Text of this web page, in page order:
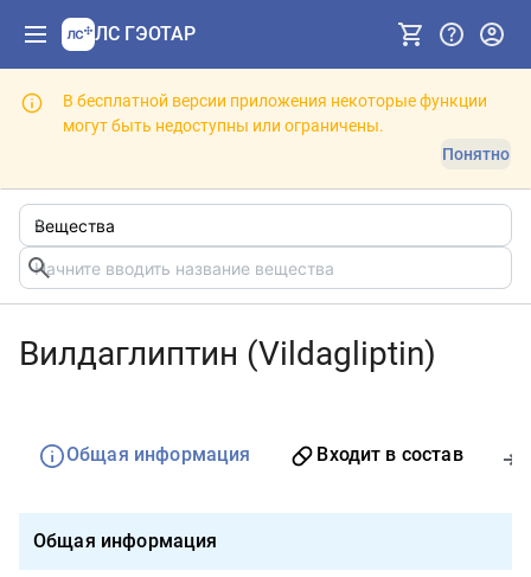
ЛС ГЭОТАР
В бесплатной версии приложения некоторые функции
могут быть недоступны или ограничены.
Понятно
Вилдаглиптин (Vildagliptin)
Общая информация Входит в состав
Общая информация